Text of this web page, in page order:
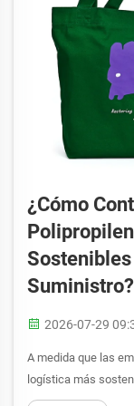
¿Cómo
Sostenibles
Suministro?
2026-07-29
A medida que las
logística más
soluciones de